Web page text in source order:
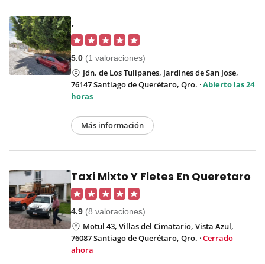
.
5.0 (1 valoraciones)
Jdn. de Los Tulipanes, Jardines de San Jose,
76147 Santiago de Querétaro, Qro. ·Abierto las 24
horas
Más información
Taxi Mixto Y Fletes En Queretaro
4.9 (8 valoraciones)
Motul 43, Villas del Cimatario, Vista Azul,
76087 Santiago de Querétaro, Qro. ·Cerrado
ahora